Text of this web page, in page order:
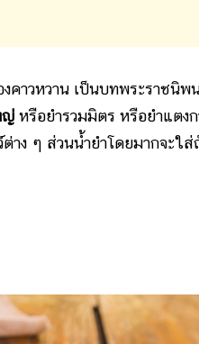
คาวหวาน เป็นบทพระราชนิพ
ญ่ หรือยำรวมมิตร หรือยำแตงก
าง ๆ ส่วนน้ำยำโดยมากจะใส่